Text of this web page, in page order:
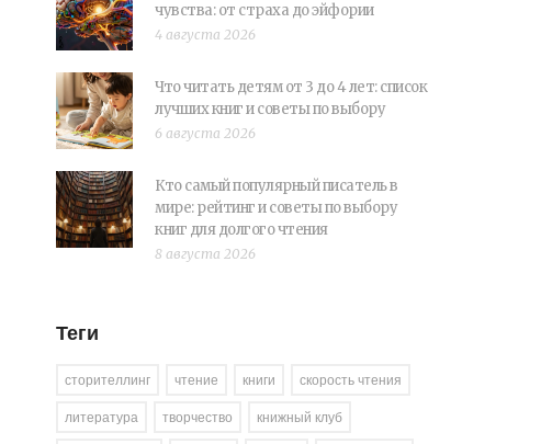
чувства: от страха до эйфории
4 августа 2026
Что читать детям от 3 до 4 лет: список
лучших книг и советы по выбору
6 августа 2026
Кто самый популярный писатель в
мире: рейтинг и советы по выбору
книг для долгого чтения
8 августа 2026
Теги
сторителлинг чтение книги
скорость чтения
литература
творчество
книжный клуб